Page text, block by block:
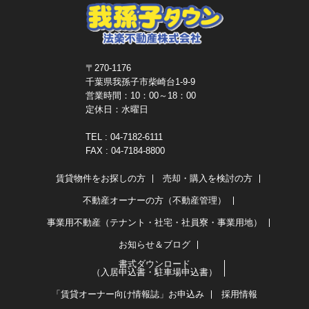
〒270-1176
千葉県我孫子市柴崎台1-9-9
営業時間：10：00～18：00
定休日：水曜日
TEL : 04-7182-6111
FAX : 04-7184-8800
賃貸物件をお探しの方 売却・購入を検討の方
不動産オーナーの方（不動産管理）
事業用不動産（テナント・社宅・社員寮・事業用地）
お知らせ＆ブログ
書式ダウンロード
（入居申込書・駐車場申込書）
「賃貸オーナー向け情報誌」お申込み 採用情報